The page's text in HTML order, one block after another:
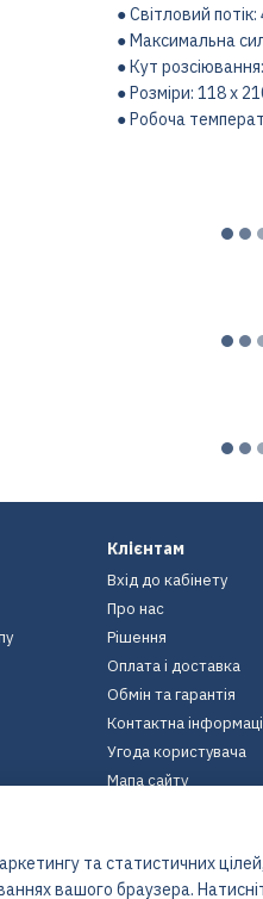
● Світловий потік:
● Максимальна
● Кут
● Розміри: 118 x
● Робоча
Клієнтам
Вхід до кабінету
Про нас
Рішення
Оплата і доставка
Обмін та гарантія
Контактна
Угода користувача
Мапа сайту
та статистичних
вашого браузера.